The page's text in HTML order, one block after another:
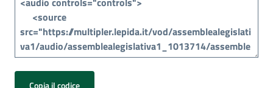
cittadini
Copia il codice